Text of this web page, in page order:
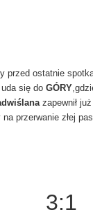
przed ostatnie
się do GÓRY
zapewnił
przerwanie złej
3:1